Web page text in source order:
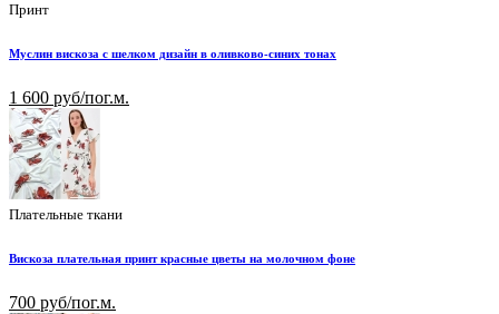
Принт
Муслин вискоза с шелком дизайн в оливково-синих тонах
1 600 руб/пог.м.
Плательные ткани
Вискоза плательная принт красные цветы на молочном фоне
700 руб/пог.м.